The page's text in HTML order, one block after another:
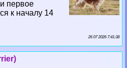
первое
к началу 14
26 07 2026 7:41:38